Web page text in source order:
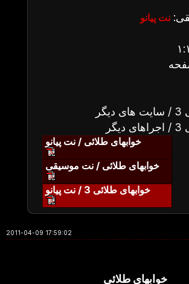
نت پیانو
خوابهای طلائی / نت پیانو
خوابهای طلائی / نت موسیقی
خوابهای طلائی 3 / نت پیانو
2011-04-09 17:59:02
خوابهای طلائی